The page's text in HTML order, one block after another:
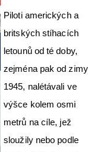
Piloti amerických a
britských stíhacích
letounů od té doby,
zejména pak od zimy
1945, nalétávali ve
výšce kolem osmi
metrů na cíle, jež
sloužily nebo podle